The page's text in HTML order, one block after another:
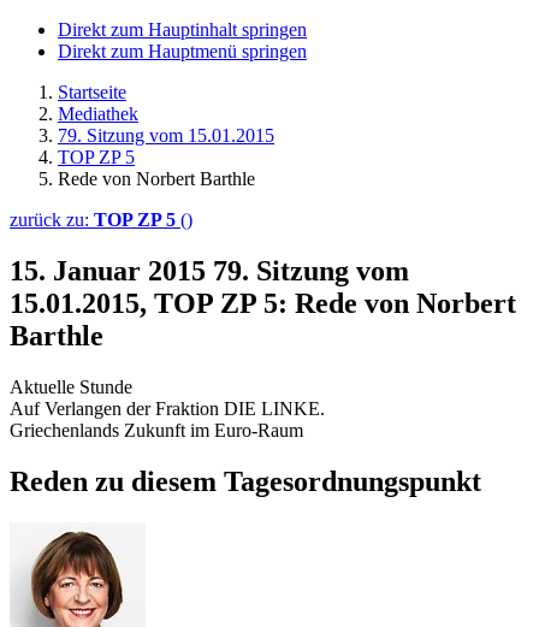
Direkt zum Hauptinhalt springen
Direkt zum Hauptmenü springen
Startseite
Mediathek
79. Sitzung vom 15.01.2015
TOP ZP 5
Rede von Norbert Barthle
zurück zu: TOP ZP 5 ()
15. Januar 2015 79. Sitzung vom
15.01.2015, TOP ZP 5: Rede von Norbert
Barthle
Aktuelle Stunde
Auf Verlangen der Fraktion DIE LINKE.
Griechenlands Zukunft im Euro-Raum
Reden zu diesem Tagesordnungspunkt